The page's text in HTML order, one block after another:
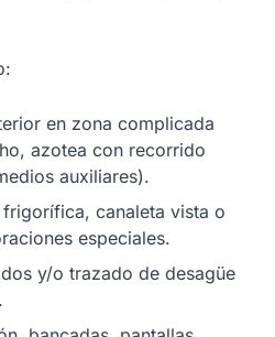
en zona complicada
azotea con recorrido
auxiliares).
canaleta vista o
especiales.
y/o trazado de desagüe